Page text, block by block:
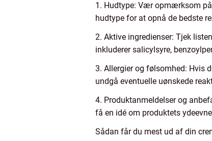
1. Hudtype: Vær opmærksom
hudtype for at opnå de bedste
2. Aktive ingredienser: Tjek
inkluderer salicylsyre,
3. Allergier og følsomhed: Hvis
undgå eventuelle uønskede
4. Produktanmeldelser og
få en idé om produktets
Sådan får du mest ud af din